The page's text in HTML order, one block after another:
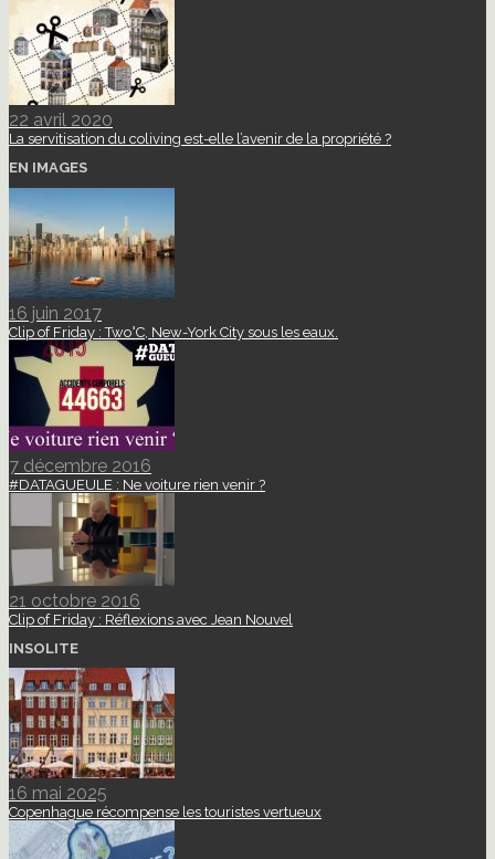
22 avril 2020
La servitisation du coliving est-elle l’avenir de la propriété ?
EN IMAGES
16 juin 2017
Clip of Friday : Two°C, New-York City sous les eaux.
7 décembre 2016
#DATAGUEULE : Ne voiture rien venir ?
21 octobre 2016
Clip of Friday : Réflexions avec Jean Nouvel
INSOLITE
16 mai 2025
Copenhague récompense les touristes vertueux